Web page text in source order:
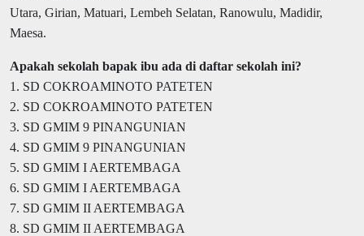
Utara, Girian, Matuari, Lembeh Selatan, Ranowulu, Madidir,
Maesa.
Apakah sekolah bapak ibu ada di daftar sekolah ini?
1. SD COKROAMINOTO PATETEN
2. SD COKROAMINOTO PATETEN
3. SD GMIM 9 PINANGUNIAN
4. SD GMIM 9 PINANGUNIAN
5. SD GMIM I AERTEMBAGA
6. SD GMIM I AERTEMBAGA
7. SD GMIM II AERTEMBAGA
8. SD GMIM II AERTEMBAGA